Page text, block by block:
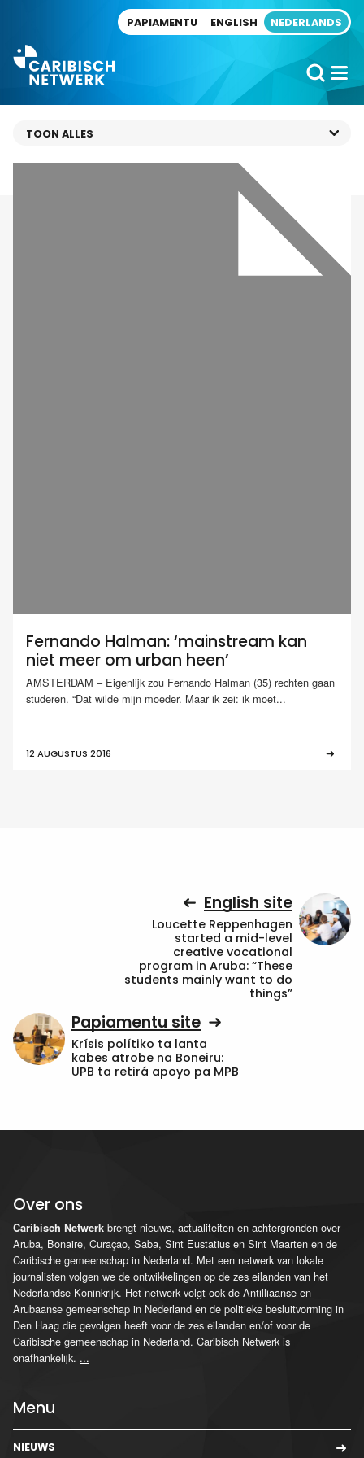
PAPIAMENTU ENGLISH NEDERLANDS
Fernando Halman: ‘mainstream kan
niet meer om urban heen’
AMSTERDAM – Eigenlijk zou Fernando Halman (35) rechten gaan
studeren. “Dat wilde mijn moeder. Maar ik zei: ik moet...
12 AUGUSTUS 2016
English site
Loucette Reppenhagen
started a mid-level
creative vocational
program in Aruba: “These
students mainly want to do
things”
Papiamentu site
Krísis polítiko ta lanta
kabes atrobe na Boneiru:
UPB ta retirá apoyo pa MPB
Over ons
Caribisch Netwerk brengt nieuws, actualiteiten en achtergronden over
Aruba, Bonaire, Curaçao, Saba, Sint Eustatius en Sint Maarten en de
Caribische gemeenschap in Nederland. Met een netwerk van lokale
journalisten volgen we de ontwikkelingen op de zes eilanden van het
Nederlandse Koninkrijk. Het netwerk volgt ook de Antilliaanse en
Arubaanse gemeenschap in Nederland en de politieke besluitvorming in
Den Haag die gevolgen heeft voor de zes eilanden en/of voor de
Caribische gemeenschap in Nederland. Caribisch Netwerk is
onafhankelijk. ...
Menu
NIEUWS